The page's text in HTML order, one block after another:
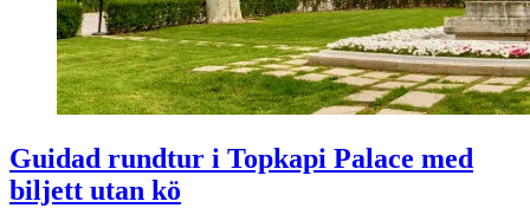
Guidad rundtur i Topkapi Palace med
biljett utan kö